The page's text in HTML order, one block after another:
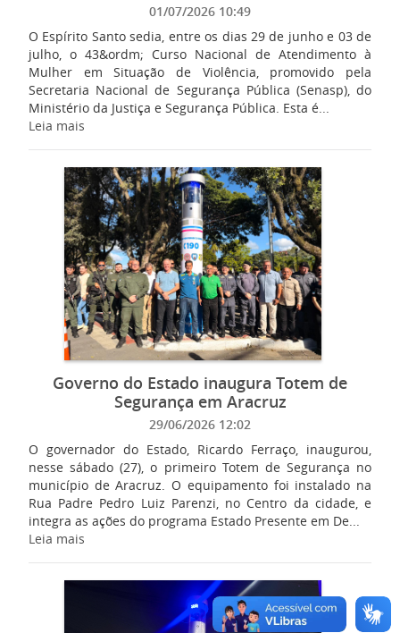
01/07/2026 10:49
O Espírito Santo sedia, entre os dias 29 de junho e 03 de
julho, o 43&ordm; Curso Nacional de Atendimento à
Mulher em Situação de Violência, promovido pela
Secretaria Nacional de Segurança Pública (Senasp), do
Ministério da Justiça e Segurança Pública. Esta é...
Leia mais
Governo do Estado inaugura Totem de
Segurança em Aracruz
29/06/2026 12:02
O governador do Estado, Ricardo Ferraço, inaugurou,
nesse sábado (27), o primeiro Totem de Segurança no
município de Aracruz. O equipamento foi instalado na
Rua Padre Pedro Luiz Parenzi, no Centro da cidade, e
integra as ações do programa Estado Presente em De...
Leia mais